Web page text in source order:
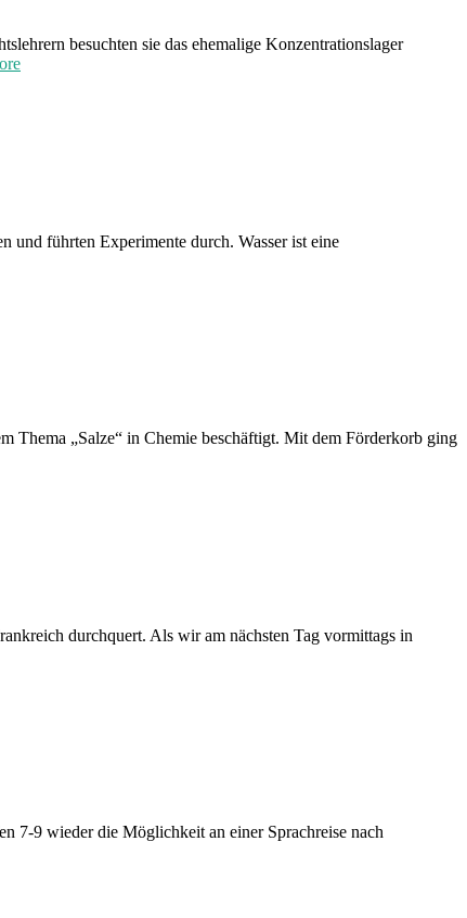
besuchten sie das ehemalige Konzentrationslager
und führten Experimente durch. Wasser ist eine
Thema „Salze“ in Chemie beschäftigt. Mit dem Förderkorb ging
durchquert. Als wir am nächsten Tag vormittags in
7-9 wieder die Möglichkeit an einer Sprachreise nach